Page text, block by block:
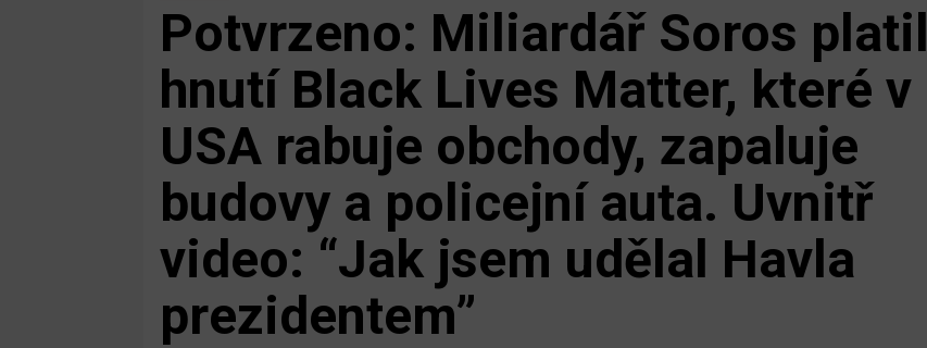
Potvrzeno: Miliardář Soros platil
hnutí Black Lives Matter, které v
USA rabuje obchody, zapaluje
budovy a policejní auta. Uvnitř
video: “Jak jsem udělal Havla
prezidentem”